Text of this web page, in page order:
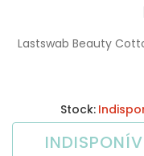
Lastswab Beauty
Stock: